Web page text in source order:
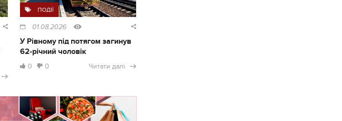
ПОДІЇ
01.08.2026
У Рівному під потягом загинув
62-річний чоловік
0 0 Читати далі